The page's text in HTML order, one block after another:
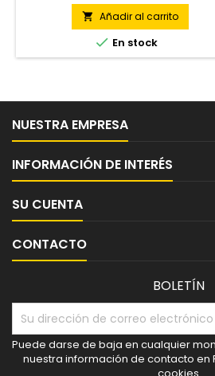
 Añadir al carrito
 En stock
NUESTRA EMPRESA
INFORMACIÓN DE INTERÉS
SU CUENTA
CONTACTO
BOLETÍN
Puede darse de baja en cualquier
nuestra información de contacto en